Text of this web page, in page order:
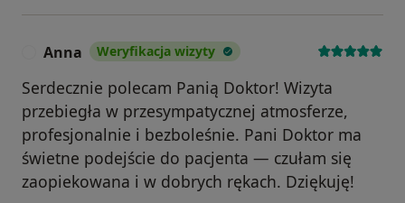
Anna Weryfikacja wizyty
Serdecznie polecam Panią Doktor! Wizyta
przebiegła w przesympatycznej atmosferze,
profesjonalnie i bezboleśnie. Pani Doktor ma
świetne podejście do pacjenta — czułam się
zaopiekowana i w dobrych rękach. Dziękuję!